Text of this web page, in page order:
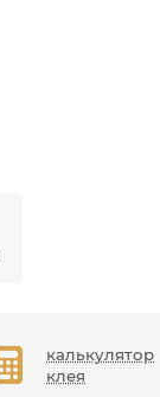
калькулятор
клея